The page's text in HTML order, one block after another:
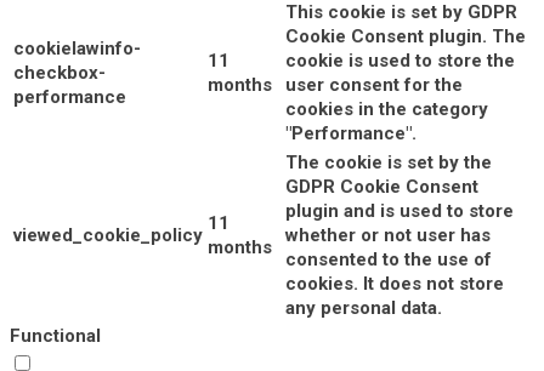
cookielawinfo-
checkbox-
performance
11
months
This cookie is set by GDPR
Cookie Consent plugin. The
cookie is used to store the
user consent for the
cookies in the category
"Performance".
viewed_cookie_policy
11
months
The cookie is set by the
GDPR Cookie Consent
plugin and is used to store
whether or not user has
consented to the use of
cookies. It does not store
any personal data.
Functional